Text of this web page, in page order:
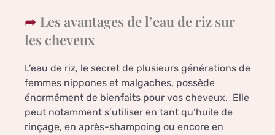
Les avantages de l’eau de riz sur
les cheveux
L’eau de riz, le secret de plusieurs générations de
femmes nippones et malgaches, possède
énormément de bienfaits pour vos cheveux. Elle
peut notamment s’utiliser en tant qu’huile de
rinçage, en après-shampoing ou encore en